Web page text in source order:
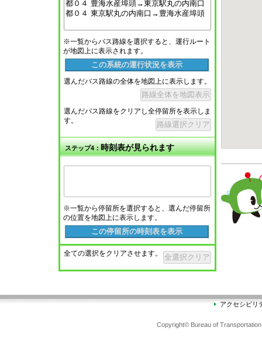
※一覧からバス路線を選択すると、運行ルート
が地図上に表示されます。
この系統の運行状況を表示
選んだバス路線の全体を地図上に表示します。
路線全体を地図表示
選んだバス路線をクリアし全停留所を表示しま
す。
路線選択クリア
ステップ4：時刻表が見られます
※一覧から停留所を選択すると、選んだ停留所
の位置を地図上に表示します。
この停留所の時刻表を表示
全ての選択をクリアさせます。 全選択クリア
アクセシビリ
Copyright© Bureau of